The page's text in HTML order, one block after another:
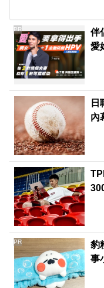
伴
愛
PR
日
內
豹
事
PR